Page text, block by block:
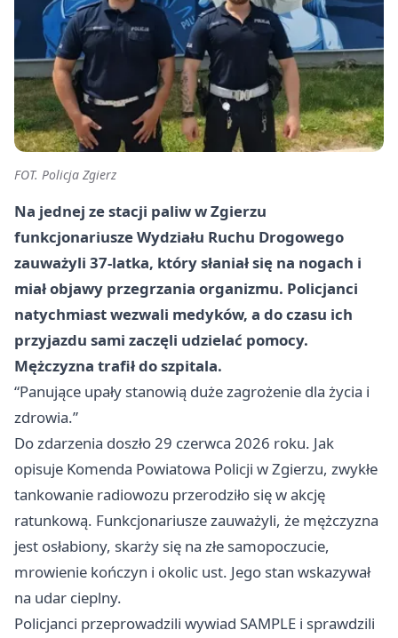
FOT. Policja Zgierz
Na jednej ze stacji paliw w Zgierzu
funkcjonariusze Wydziału Ruchu Drogowego
zauważyli 37-latka, który słaniał się na nogach i
miał objawy przegrzania organizmu. Policjanci
natychmiast wezwali medyków, a do czasu ich
przyjazdu sami zaczęli udzielać pomocy.
Mężczyzna trafił do szpitala.
“Panujące upały stanowią duże zagrożenie dla życia i
zdrowia.”
Do zdarzenia doszło 29 czerwca 2026 roku. Jak
opisuje Komenda Powiatowa Policji w Zgierzu, zwykłe
tankowanie radiowozu przerodziło się w akcję
ratunkową. Funkcjonariusze zauważyli, że mężczyzna
jest osłabiony, skarży się na złe samopoczucie,
mrowienie kończyn i okolic ust. Jego stan wskazywał
na udar cieplny.
Policjanci przeprowadzili wywiad SAMPLE i sprawdzili